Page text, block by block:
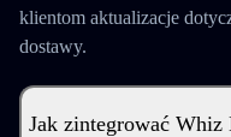
klientom aktualizacje
dostawy.
Jak zintegrować